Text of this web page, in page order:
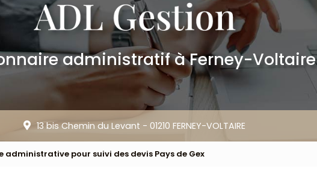
administratifà Ferney-Voltaire
13 bis Chemin du Levant -01210 FERNEY-VOLTAIRE
administrative pour suivi des devis Pays de Gex